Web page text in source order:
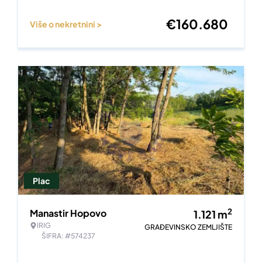
Više o nekretnini > €160.680
Plac
Manastir Hopovo
IRIG
ŠIFRA: #574237
1.121 m2
GRAĐEVINSKO ZEMLJIŠTE